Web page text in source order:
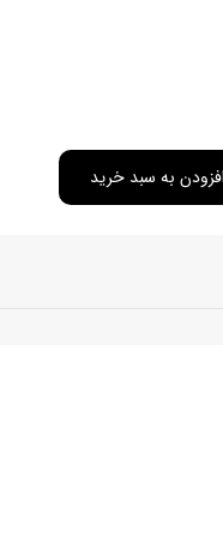
افزودن به سبد خرید